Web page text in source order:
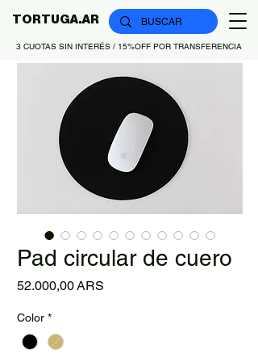
TORTUGA.AR
3 CUOTAS SIN INTERÉS / 15%OFF POR TRANSFERENCIA
Pad circular de cuero
52.000,00 ARS
Color *